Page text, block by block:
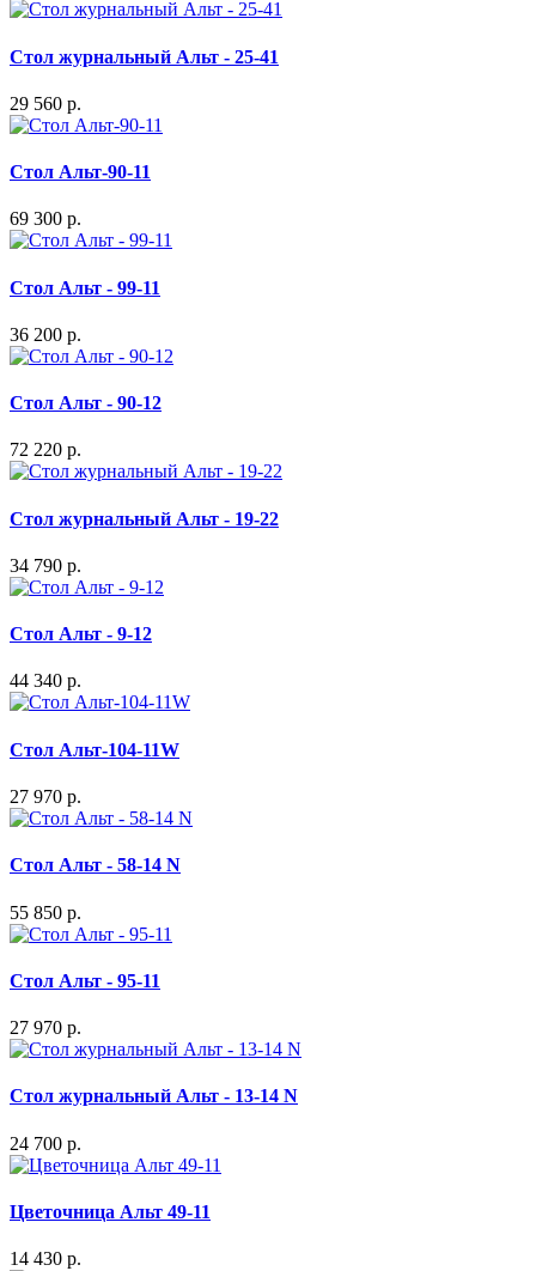
Стол журнальный Альт - 25-41
29 560 р.
Стол Альт-90-11
69 300 р.
Стол Альт - 99-11
36 200 р.
Стол Альт - 90-12
72 220 р.
Стол журнальный Альт - 19-22
34 790 р.
Стол Альт - 9-12
44 340 р.
Стол Альт-104-11W
27 970 р.
Стол Альт - 58-14 N
55 850 р.
Стол Альт - 95-11
27 970 р.
Стол журнальный Альт - 13-14 N
24 700 р.
Цветочница Альт 49-11
14 430 р.